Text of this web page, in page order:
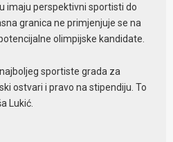
imaju perspektivni sportisti do
granica ne primjenjuje se na
olimpijske kandidate.
sportiste grada za
ostvari i pravo na stipendiju. To
Lukić.